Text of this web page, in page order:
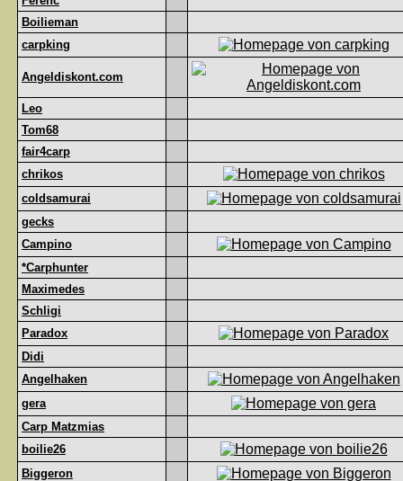
Boilieman
carpking
Angeldiskont.com
Leo
Tom68
fair4carp
chrikos
coldsamurai
gecks
Campino
*Carphunter
Maximedes
Schligi
Paradox
Didi
Angelhaken
gera
Carp Matzmias
boilie26
Biggeron